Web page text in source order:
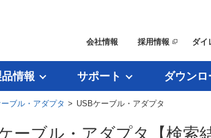
会社情報 採用情報 ダイ
情報 サポート ダウンロ
ブル・アダプタ > USBケーブル・アダプタ
ーブル・アダプタ【検索